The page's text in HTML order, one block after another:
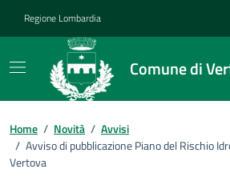
Regione Lombardia
Comune di
Home / Novità / Avvisi
/ Avviso di pubblicazione Piano del Rischio
Vertova